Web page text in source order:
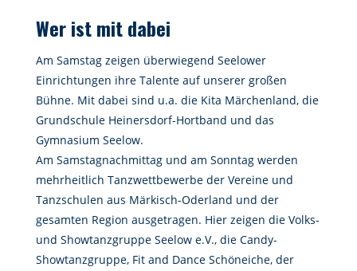
Wer ist mit dabei
Am Samstag zeigen überwiegend Seelower
Einrichtungen ihre Talente auf unserer großen
Bühne. Mit dabei sind u.a. die Kita Märchenland, die
Grundschule Heinersdorf-Hortband und das
Gymnasium Seelow.
Am Samstagnachmittag und am Sonntag werden
mehrheitlich Tanzwettbewerbe der Vereine und
Tanzschulen aus Märkisch-Oderland und der
gesamten Region ausgetragen. Hier zeigen die Volks-
und Showtanzgruppe Seelow e.V., die Candy-
Showtanzgruppe, Fit and Dance Schöneiche, der